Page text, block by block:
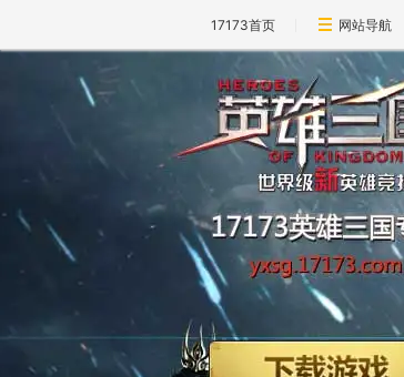
17173首页 网站导航